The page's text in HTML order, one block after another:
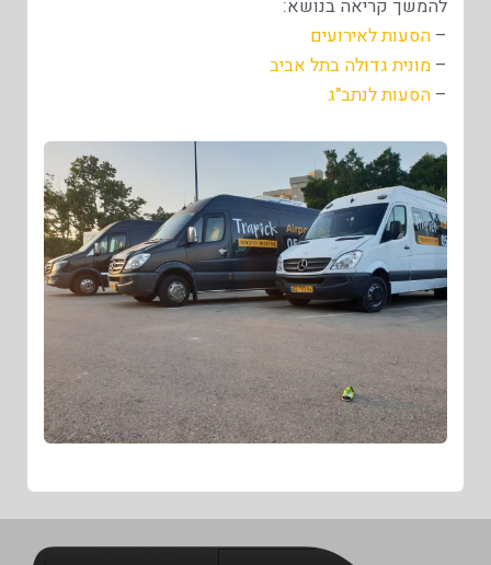
להמשך קריאה בנושא:
– הסעות לאירועים
– מונית גדולה בתל אביב
– הסעות לנתב"ג